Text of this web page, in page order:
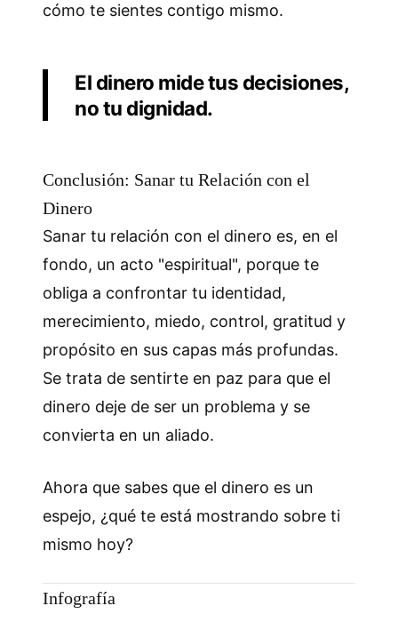
cómo te sientes contigo mismo.
El dinero mide tus decisiones,
no tu dignidad.
Conclusión: Sanar tu Relación con el
Dinero
Sanar tu relación con el dinero es, en el
fondo, un acto "espiritual", porque te
obliga a confrontar tu identidad,
merecimiento, miedo, control, gratitud y
propósito en sus capas más profundas.
Se trata de sentirte en paz para que el
dinero deje de ser un problema y se
convierta en un aliado.
Ahora que sabes que el dinero es un
espejo, ¿qué te está mostrando sobre ti
mismo hoy?
Infografía